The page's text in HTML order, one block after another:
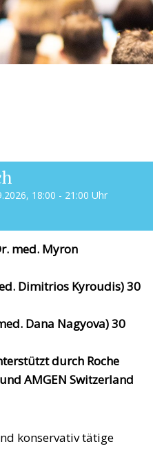
18:00 - 21:00 Uhr
med. Myron
Dimitrios Kyroudis) 30
Dana Nagyova) 30
durch Roche
AMGEN Switzerland
konservativ tätige